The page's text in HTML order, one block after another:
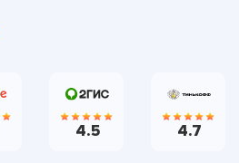
4.5 4.7